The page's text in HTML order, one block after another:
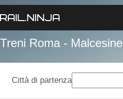
Treni Roma - Malcesine
Città di partenza